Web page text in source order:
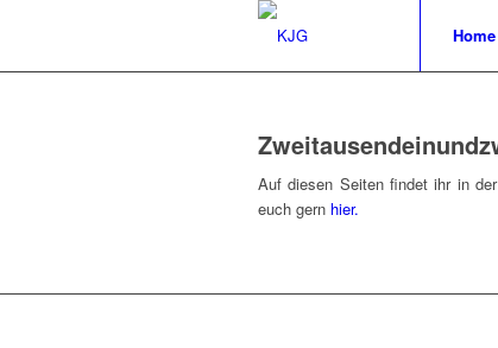
Home
Auf diesen Seiten findet ihr in
euch gern hier.